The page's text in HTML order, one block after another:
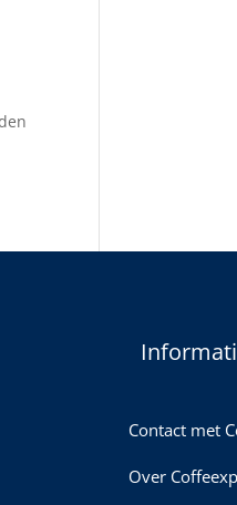
Contact met
Over